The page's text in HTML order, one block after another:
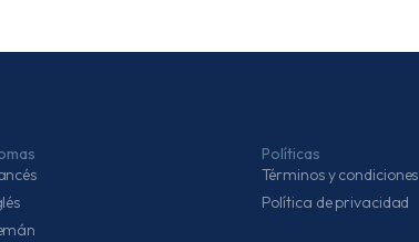
Políticas
Términos y condiciones
Política de privacidad